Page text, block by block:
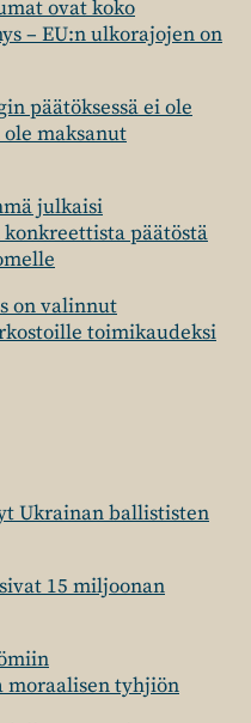
ovat koko
– EU:n ulkorajojen on
päätöksessä ei ole
maksanut
julkaisi
päätöstä
on valinnut
toimikaudeksi
Ukrainan ballististen
15 miljoonan
moraalisen tyhjiön